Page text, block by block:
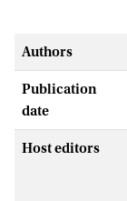
Authors
Publication
date
Host editors